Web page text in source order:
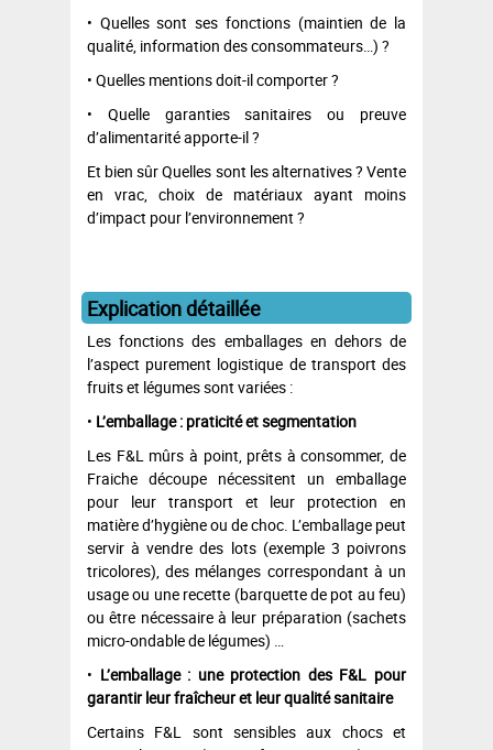
• Quelles sont ses fonctions (maintien de la
qualité, information des consommateurs…) ?
• Quelles mentions doit-il comporter ?
• Quelle garanties sanitaires ou preuve
d’alimentarité apporte-il ?
Et bien sûr Quelles sont les alternatives ? Vente
en vrac, choix de matériaux ayant moins
d’impact pour l’environnement ?
Explication détaillée
Les fonctions des emballages en dehors de
l’aspect purement logistique de transport des
fruits et légumes sont variées :
• L’emballage : praticité et segmentation
Les F&L mûrs à point, prêts à consommer, de
Fraiche découpe nécessitent un emballage
pour leur transport et leur protection en
matière d’hygiène ou de choc. L’emballage peut
servir à vendre des lots (exemple 3 poivrons
tricolores), des mélanges correspondant à un
usage ou une recette (barquette de pot au feu)
ou être nécessaire à leur préparation (sachets
micro-ondable de légumes) …
• L’emballage : une protection des F&L pour
garantir leur fraîcheur et leur qualité sanitaire
Certains F&L sont sensibles aux chocs et